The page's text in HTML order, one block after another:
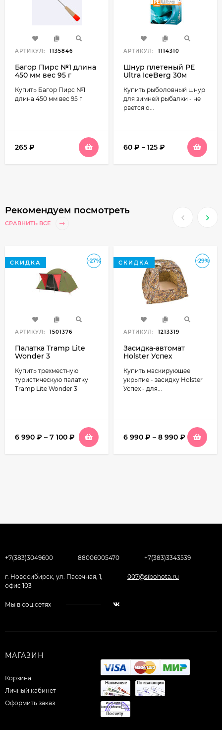
АРТИКУЛ: 1135846
Багор Пирс №1 длина
450 мм вес 95 г
Купить Багор Пирс №1
длина 450 мм вес 95 г
265 ₽
АРТИКУЛ: 1114310
Шнур плетеный PE
Ultra IceBerg 30м
Купить рыболовный шнур
для зимней рыбалки - не
рвется о...
60 ₽ – 125 ₽
Рекомендуем посмотреть
СРАВНИТЬ ВСЕ
-27%
СКИДКА
АРТИКУЛ: 1501376
Палатка Tramp Lite
Wonder 3
Купить трехместную
туристическую палатку
Tramp Lite Wonder 3
6 990 ₽ – 7 100 ₽
-29%
СКИДКА
АРТИКУЛ: 1213319
Засидка-автомат
Holster Успех
Купить маскирующее
укрытие - засидку Holster
Успех - для...
6 990 ₽ – 8 990 ₽
+7(383)3049600 88006005470 +7(383)3343539
г. Новосибирск, ул. Пасечная, 1,
офис 103
007@sibohota.ru
Мы в соц.сетях
МАГАЗИН
Корзина
Личный кабинет
Оформить заказ